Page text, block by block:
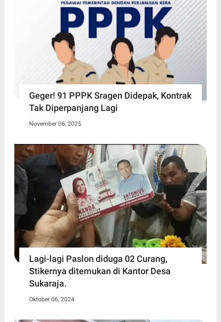
Geger! 91 PPPK Sragen Didepak, Kontrak
Tak Diperpanjang Lagi
November 06, 2025
Lagi-lagi Paslon diduga 02 Curang,
Stikernya ditemukan di Kantor Desa
Sukaraja.
Oktober 06, 2024